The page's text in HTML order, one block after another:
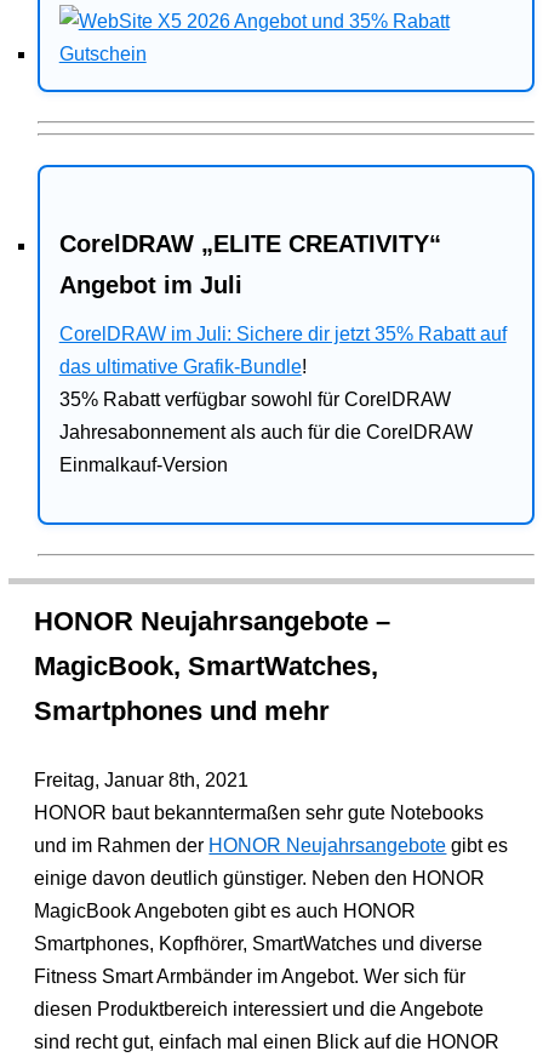
CorelDRAW „ELITE CREATIVITY“
Angebot im Juli
CorelDRAW im Juli: Sichere dir jetzt 35% Rabatt auf
das ultimative Grafik-Bundle!
35% Rabatt verfügbar sowohl für CorelDRAW
Jahresabonnement als auch für die CorelDRAW
Einmalkauf-Version
HONOR Neujahrsangebote –
MagicBook, SmartWatches,
Smartphones und mehr
Freitag, Januar 8th, 2021
HONOR baut bekanntermaßen sehr gute Notebooks
und im Rahmen der HONOR Neujahrsangebote gibt es
einige davon deutlich günstiger. Neben den HONOR
MagicBook Angeboten gibt es auch HONOR
Smartphones, Kopfhörer, SmartWatches und diverse
Fitness Smart Armbänder im Angebot. Wer sich für
diesen Produktbereich interessiert und die Angebote
sind recht gut, einfach mal einen Blick auf die HONOR